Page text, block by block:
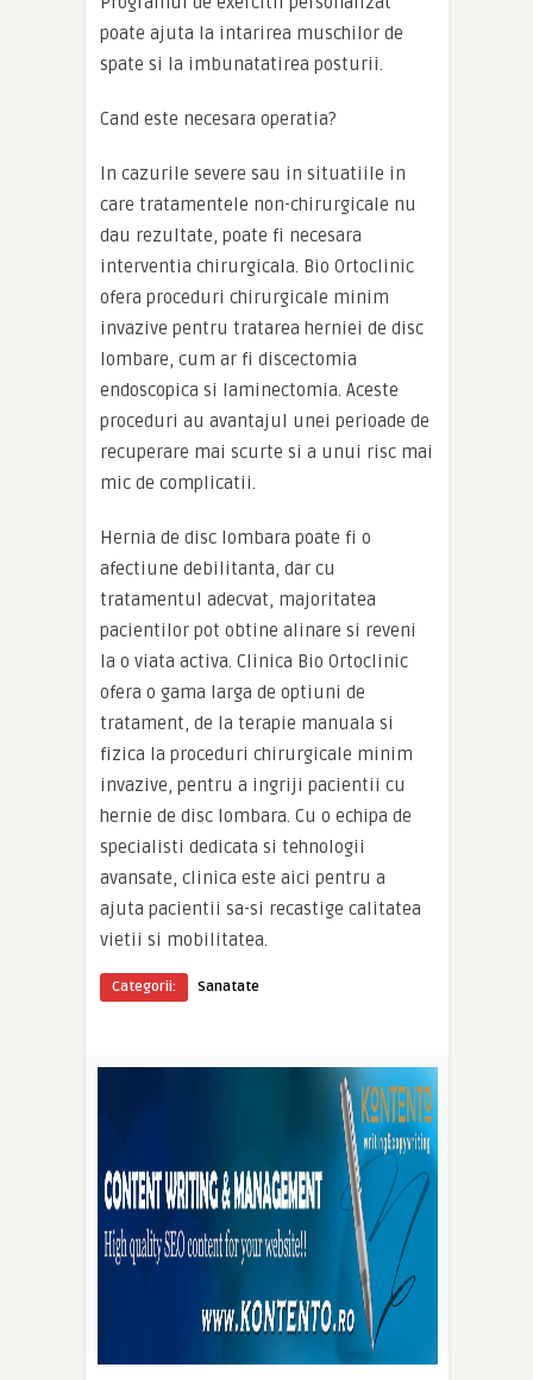
poate ajuta la intarirea muschilor de
spate si la imbunatatirea posturii.
Cand este necesara operatia?
In cazurile severe sau in situatiile in
care tratamentele non-chirurgicale nu
dau rezultate, poate fi necesara
interventia chirurgicala. Bio Ortoclinic
ofera proceduri chirurgicale minim
invazive pentru tratarea herniei de disc
lombare, cum ar fi discectomia
endoscopica si laminectomia. Aceste
proceduri au avantajul unei perioade de
recuperare mai scurte si a unui risc mai
mic de complicatii.
Hernia de disc lombara poate fi o
afectiune debilitanta, dar cu
tratamentul adecvat, majoritatea
pacientilor pot obtine alinare si reveni
la o viata activa. Clinica Bio Ortoclinic
ofera o gama larga de optiuni de
tratament, de la terapie manuala si
fizica la proceduri chirurgicale minim
invazive, pentru a ingriji pacientii cu
hernie de disc lombara. Cu o echipa de
specialisti dedicata si tehnologii
avansate, clinica este aici pentru a
ajuta pacientii sa-si recastige calitatea
vietii si mobilitatea.
Categorii: Sanatate